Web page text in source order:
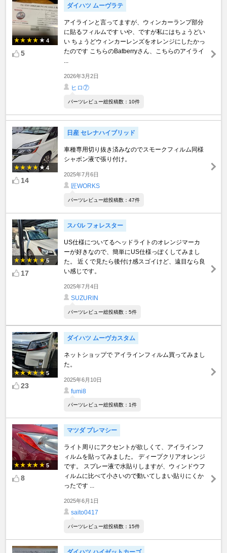
4
5
ダイハツ ムーヴラテ
アイラインと言ってますが、ウィンカーランプ部分
に貼るフィルムです いや、ですが私にはちょうどい
い ちょうどウィンカーレンズをオレンジにしたかっ
たのです こちらのBatberryさん、こちらのアイライ
...
2026年3月2日
ヒロ⑦
パーツレビュー総投稿数：10件
4
14
日産 セレナハイブリッド
車種専用切り抜き済みなのでスモークフィルム同様
シャボン液で張り付け。
2025年7月6日
匠WORKS
パーツレビュー総投稿数：47件
5
17
スバル フォレスター
US仕様についてるヘッドライトのオレンジマーカ
ーが好きなので、簡単にUS仕様っぽくしてみまし
た。 近くで見たら後付け感スゴイけど、遠目なら良
い感じです。
2025年7月4日
SUZURIN
パーツレビュー総投稿数：5件
5
23
ダイハツ ムーヴカスタム
ネットショップで アイラインフィルム買ってみまし
た。
2025年6月10日
fumi8
パーツレビュー総投稿数：1件
5
8
マツダ プレマシー
ライト周りにアクセントが欲しくて、アイラインフ
ィルムを貼ってみました。 ディープクリアオレンジ
です。 スプレー液で水貼りしますが、ウィンドウフ
ィルムに比べて小さいので動いてしまい貼りにくか
ったです ...
2025年6月1日
saito0417
パーツレビュー総投稿数：15件